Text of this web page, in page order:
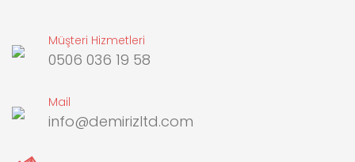
Müşteri Hizmetleri
0506 036 19 58
Mail
info@demirizltd.com